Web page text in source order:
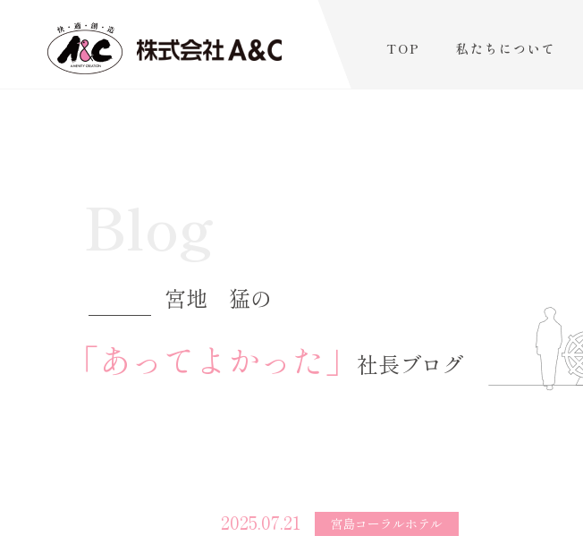
TOP 私たちについて
宮地 猛の
「あってよかった」 社長ブログ
2025.07.21 宮島コーラルホテル